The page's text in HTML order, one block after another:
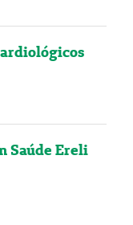
Saúde Ereli